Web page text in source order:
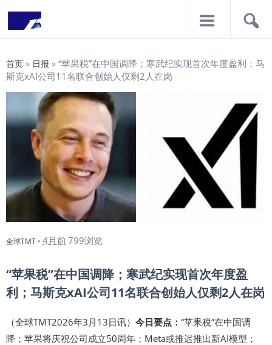
首页 » 日报 » “苹果税”在中国调降；寒武纪实现首次年度盈利；马
斯克xAI公司11名联合创始人仅剩2人在岗
全球TMT • 4月前799浏览
“苹果税”在中国调降；寒武纪实现首次年度盈
利；马斯克xAI公司11名联合创始人仅剩2人在岗
（全球TMT2026年3月13日讯） 今日要点： “苹果税”在中国调
降；苹果将庆祝公司成立50周年；Meta或推迟推出新AI模型；